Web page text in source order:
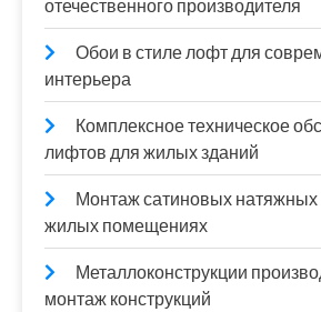
отечественного производителя
Обои в стиле лофт для
интерьера
Комплексное техническое
лифтов для жилых зданий
Монтаж сатиновых натяжных
жилых помещениях
Металлоконструкции
монтаж конструкций